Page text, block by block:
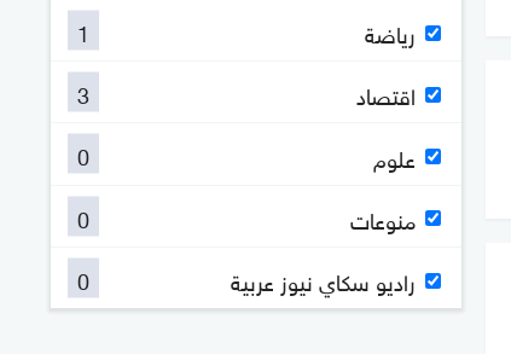
رياضة
1
اقتصاد
3
علوم
0
منوعات
0
راديو سكاي نيوز عربية
0